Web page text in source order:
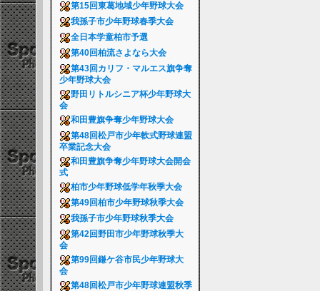
第15回東葛地域少年野球大会
我孫子市少年野球春季大会
全日本学童柏市予選
第40回柏流さよなら大会
第43回カリフ・マルエス旗争奪
少年野球大会
野田リトルシニア杯少年野球大
会
和田豊旗争奪少年野球大会
第48回松戸市少年軟式野球連盟
卒業記念大会
和田豊旗争奪少年野球大会開会
式
柏市少年野球低学年秋季大会
第49回柏市少年野球秋季大会
我孫子市少年野球秋季大会
第42回野田市少年野球秋季大
会
第99回鎌ケ谷市民少年野球大
会
第48回松戸市少年野球連盟秋季